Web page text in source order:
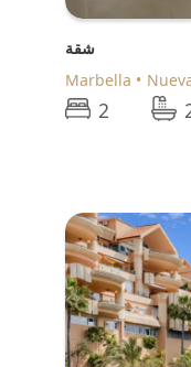
شقة
Marbella
2